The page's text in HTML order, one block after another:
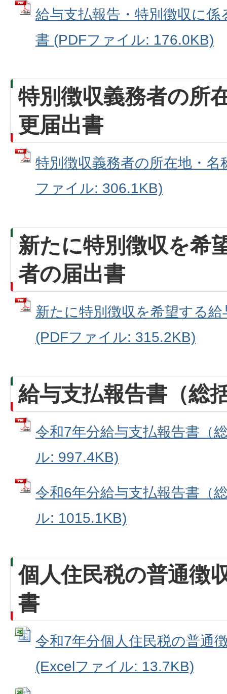
給与支払報告・特別徴収に係
書 (PDFファイル: 176.0KB)
特別徴収義務者の所
更届出書
特別徴収義務者の所在地・名
ファイル: 306.1KB)
新たに特別徴収を希
者の届出書
新たに特別徴収を希望する
(PDFファイル: 315.2KB)
給与支払報告書（総
令和7年分給与支払報告書（
ル: 997.4KB)
令和6年分給与支払報告書（
ル: 1015.1KB)
個人住民税の普通徴
書
令和7年分個人住民税の普通
(Excelファイル: 13.7KB)